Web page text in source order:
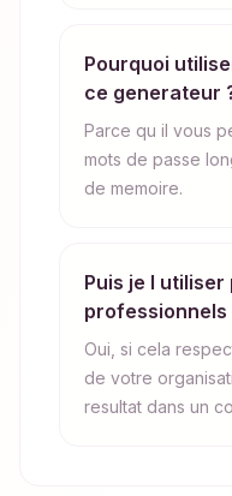
Pourquoi
ce generateur
Parce qu il vous
mots de passe
de memoire.
Puis je l
professionnels
Oui, si cela
de votre
resultat dans un